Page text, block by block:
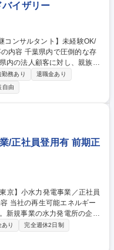
イザリー
内の法人顧客に対し、親族内
ティング等を行っていただき
案・シミュレーション実施■
ては提携のコンサルティング
盤を誇る地銀
勤務あり
退職金あり
自由
/正社員登用有 前期正
新規事業の水力発電所の企
門で、土木系の知見を活かし
電所
業務 ■発電所建設に向けた適
り
完全週休2日制